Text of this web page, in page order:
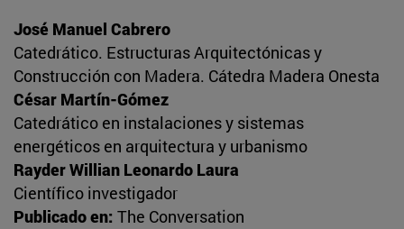
José Manuel Cabrero
Catedrático. Estructuras Arquitectónicas y
Construcción con Madera. Cátedra Madera Onesta
César Martín-Gómez
Catedrático en instalaciones y sistemas
energéticos en arquitectura y urbanismo
Rayder Willian Leonardo Laura
Científico investigador
Publicado en: The Conversation